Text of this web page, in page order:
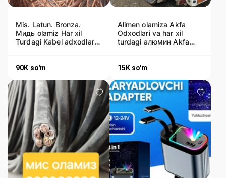
Mis. Latun. Bronza.
Мидь olamiz Har xil
Turdagi Kabel adxodlar
90K so'm
Alimen olamiza Akfa
Odxodlari va har xil
turdagi алюмин Akfa
15K so'm